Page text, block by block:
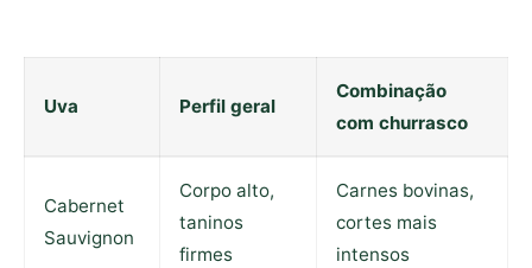
Uva Perfil geral
Combinação
com churrasco
Cabernet
Sauvignon
Corpo alto,
taninos
firmes
Carnes bovinas,
cortes mais
intensos